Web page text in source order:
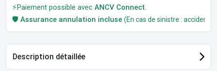
⚡Paiement possible avec ANCV Connect.
🛡️ Assurance annulation incluse (En cas de sinistre : accident,
Description détaillée